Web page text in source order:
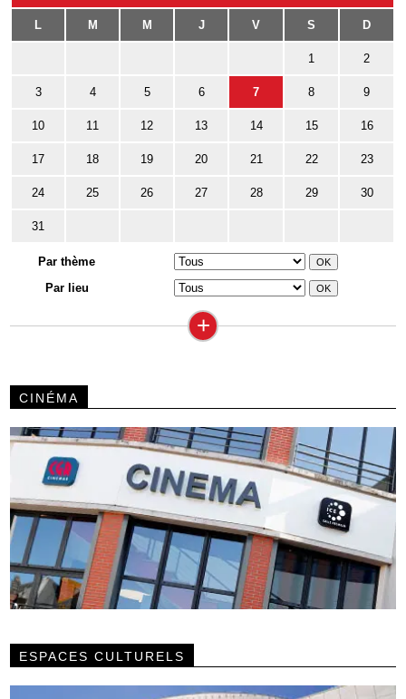
L M M J V S D
1 2
3 4 5 6 7 8 9
10 11 12 13 14 15 16
17 18 19 20 21 22 23
24 25 26 27 28 29 30
31
Par thème
Par lieu
+
CINÉMA
ESPACES CULTURELS